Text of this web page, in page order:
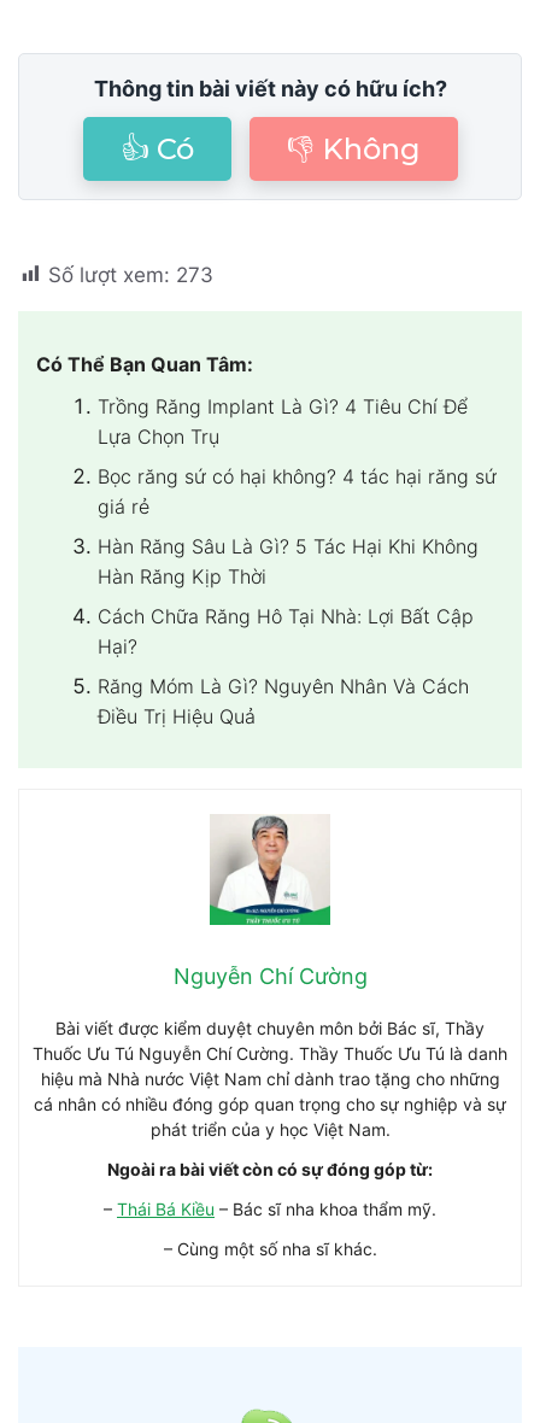
Thông tin bài viết này có hữu ích?
👍 Có 👎 Không
Số lượt xem: 273
Có Thể Bạn Quan Tâm:
Trồng Răng Implant Là Gì? 4 Tiêu Chí Để
Lựa Chọn Trụ
Bọc răng sứ có hại không? 4 tác hại răng sứ
giá rẻ
Hàn Răng Sâu Là Gì? 5 Tác Hại Khi Không
Hàn Răng Kịp Thời
Cách Chữa Răng Hô Tại Nhà: Lợi Bất Cập
Hại?
Răng Móm Là Gì? Nguyên Nhân Và Cách
Điều Trị Hiệu Quả
Nguyễn Chí Cường
Bài viết được kiểm duyệt chuyên môn bởi Bác sĩ, Thầy
Thuốc Ưu Tú Nguyễn Chí Cường. Thầy Thuốc Ưu Tú là danh
hiệu mà Nhà nước Việt Nam chỉ dành trao tặng cho những
cá nhân có nhiều đóng góp quan trọng cho sự nghiệp và sự
phát triển của y học Việt Nam.
Ngoài ra bài viết còn có sự đóng góp từ:
– Thái Bá Kiều – Bác sĩ nha khoa thẩm mỹ.
– Cùng một số nha sĩ khác.